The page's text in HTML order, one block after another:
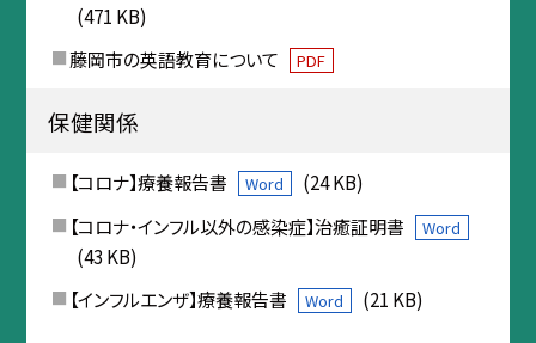
(471 KB)
藤岡市の英語教育について
PDF
保健関係
【コロナ】療養報告書 Word
(24 KB)
【コロナ・インフル以外の感染症】治癒証明書
Word
(43 KB)
【インフルエンザ】療養報告書
Word (21 KB)